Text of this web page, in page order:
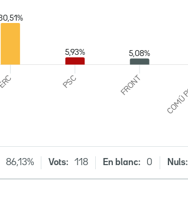
86,13% Vots: 118 En blanc: 0 Nuls: